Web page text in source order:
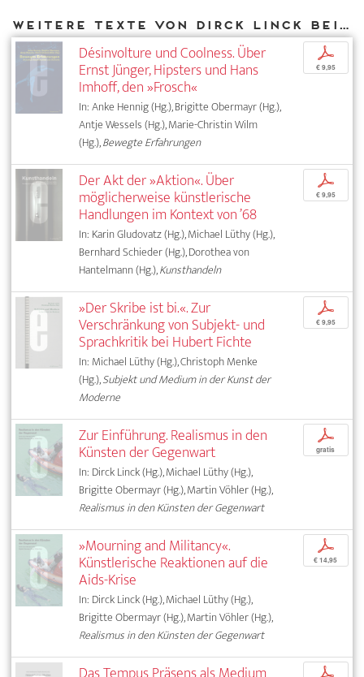
Weitere Texte von Dirck Linck bei DIAPHANES
Désinvolture und Coolness. Über
Ernst Jünger, Hipsters und Hans
Imhoff, den »Frosch«
In: Anke Hennig (Hg.), Brigitte Obermayr (Hg.),
Antje Wessels (Hg.), Marie-Christin Wilm
(Hg.),Bewegte Erfahrungen
p
€ 9,95
Der Akt der »Aktion«. Über
möglicherweise künstlerische
Handlungen im Kontext von ’68
In: Karin Gludovatz (Hg.), Michael Lüthy (Hg.),
Bernhard Schieder (Hg.), Dorothea von
Hantelmann (Hg.),Kunsthandeln
p
€ 9,95
»Der Skribe ist bi.«. Zur
Verschränkung von Subjekt- und
Sprachkritik bei Hubert Fichte
In: Michael Lüthy (Hg.), Christoph Menke
(Hg.),Subjekt und Medium in der Kunst der
Moderne
p
€ 9,95
Zur Einführung. Realismus in den
Künsten der Gegenwart
In: Dirck Linck (Hg.), Michael Lüthy (Hg.),
Brigitte Obermayr (Hg.), Martin Vöhler (Hg.),
Realismus in den Künsten der Gegenwart
p
gratis
»Mourning and Militancy«.
Künstlerische Reaktionen auf die
Aids-Krise
In: Dirck Linck (Hg.), Michael Lüthy (Hg.),
Brigitte Obermayr (Hg.), Martin Vöhler (Hg.),
Realismus in den Künsten der Gegenwart
p
€ 14,95
p